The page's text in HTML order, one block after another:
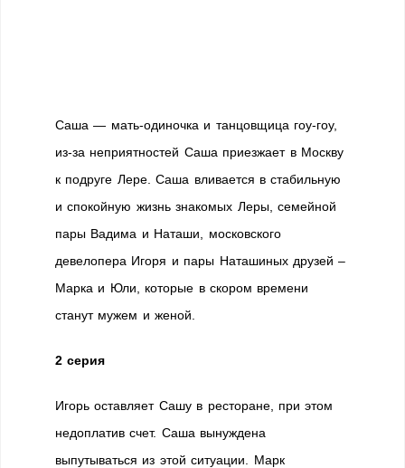
Саша — мать-одиночка и танцовщица гоу-гоу,
из-за неприятностей Саша приезжает в Москву
к подруге Лере. Саша вливается в стабильную
и спокойную жизнь знакомых Леры, семейной
пары Вадима и Наташи, московского
девелопера Игоря и пары Наташиных друзей –
Марка и Юли, которые в скором времени
станут мужем и женой.
2 серия
Игорь оставляет Сашу в ресторане, при этом
недоплатив счет. Саша вынуждена
выпутываться из этой ситуации. Марк